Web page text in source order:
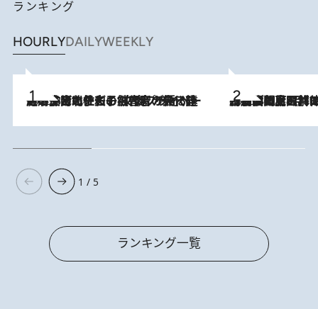
ランキング
HOURLYDAILYWEEKLY
2026.8.3
《「文士の子ども被害者の会」発足！》阿川佐和子（72）が語る遠藤周作に北杜夫、劇作家・矢代静一の子どもたちの“文豪プライベート事件簿” 2026.8.8
「最後に見られてよかった」上野動物園の東園パンダ舎が解体前に特別公開。8月16日まで延長されたパネル展と共に辿る“半世紀”のパンダ飼育《解体工事の図面あり》
1 / 5
ランキング一覧